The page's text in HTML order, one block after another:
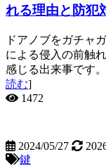
れる理由と防犯
ドアノブをガチャ
による侵入の前触
感じる出来事です
読む]
1472
2024/05/27
鍵